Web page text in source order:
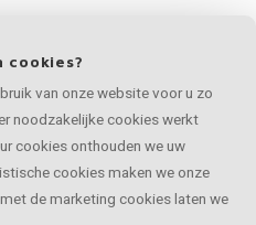
cookies?
van onze website voor u zo
noodzakelijke cookies werkt
cookies onthouden we uw
cookies maken we onze
de marketing cookies laten we